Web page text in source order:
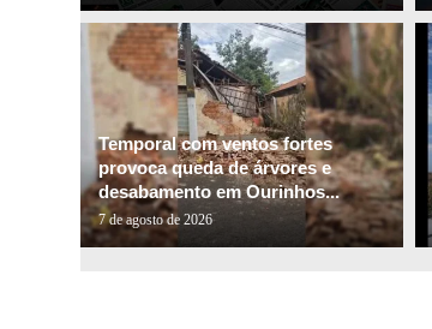
Temporal com ventos fortes
provoca queda de árvores e
desabamento em Ourinhos...
7 de agosto de 2026